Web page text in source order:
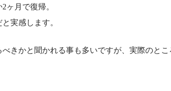
ヶ月で復帰。
実感します。
きかと聞かれる事も多いですが、実際のと